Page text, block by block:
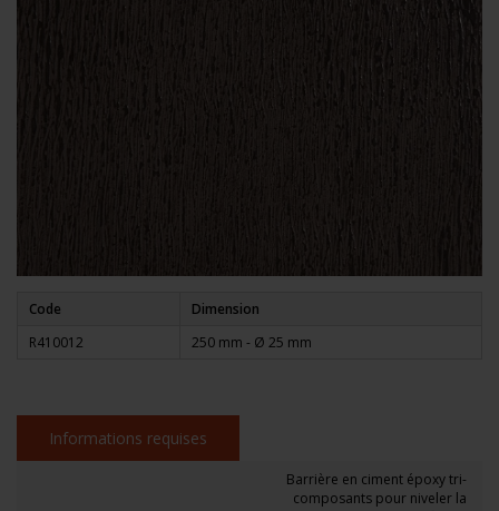
Code
Dimension
R410012
250 mm - Ø 25 mm
Informations requises
Barrière en ciment époxy tri-
composants pour niveler la